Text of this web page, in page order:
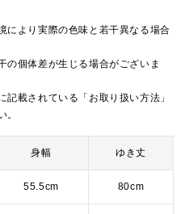
より実際の色味と若干異なる場合
個体差が生じる場合がございま
載されている「お取り扱い方法」
。
身幅 ゆき丈
55.5cm 80cm